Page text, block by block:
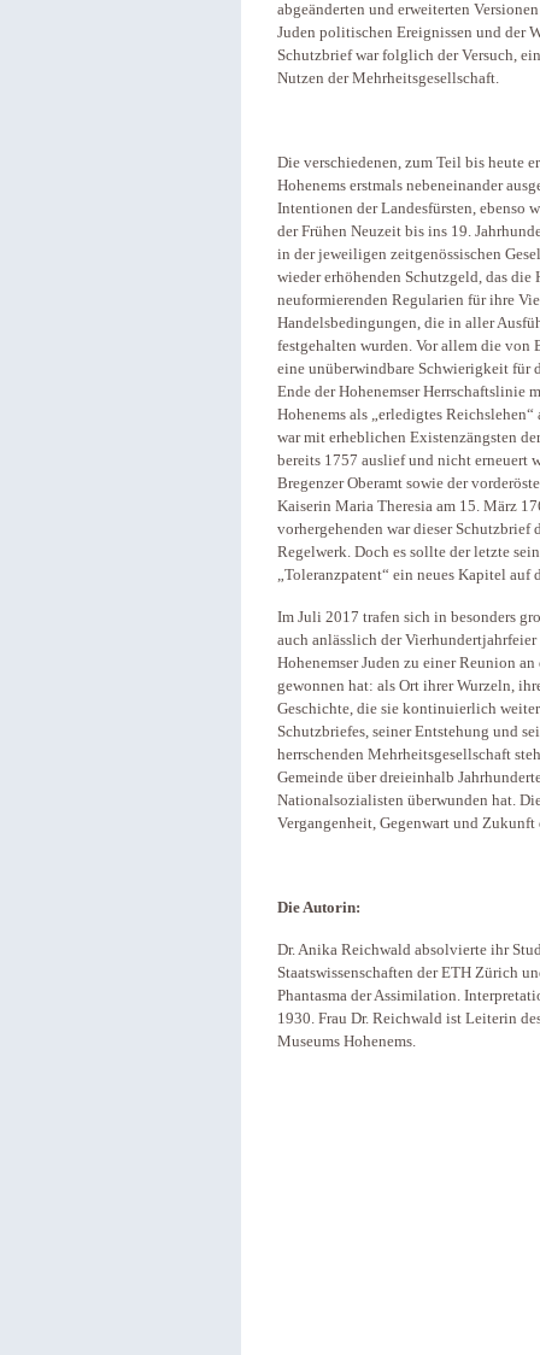
abgeänderten und erweiterten
Juden politischen Ereignissen und der
Schutzbrief war folglich der Versuch,
Nutzen der Mehrheitsgesellschaft.
Die verschiedenen, zum Teil bis heute
Hohenems erstmals nebeneinander
Intentionen der Landesfürsten, ebenso
der Frühen Neuzeit bis ins 19.
in der jeweiligen zeitgenössischen
wieder erhöhenden Schutzgeld, das die
neuformierenden Regularien für ihre
Handelsbedingungen, die in aller
festgehalten wurden. Vor allem die von
eine unüberwindbare Schwierigkeit für
Ende der Hohenemser Herrschaftslinie
Hohenems als „erledigtes
war mit erheblichen Existenzängsten
bereits 1757 auslief und nicht erneuert
Bregenzer Oberamt sowie der
Kaiserin Maria Theresia am 15. März
vorhergehenden war dieser
Regelwerk. Doch es sollte der letzte
„Toleranzpatent“ ein neues Kapitel auf
Im Juli 2017 trafen sich in besonders
auch anlässlich der
Hohenemser Juden zu einer Reunion
gewonnen hat: als Ort ihrer Wurzeln,
Geschichte, die sie kontinuierlich
Schutzbriefes, seiner Entstehung und
herrschenden Mehrheitsgesellschaft
Gemeinde über dreieinhalb
Nationalsozialisten überwunden hat.
Vergangenheit, Gegenwart und
Die Autorin:
Dr. Anika Reichwald absolvierte ihr
Staatswissenschaften der ETH Zürich
Phantasma der Assimilation.
1930. Frau Dr. Reichwald ist Leiterin
Museums Hohenems.